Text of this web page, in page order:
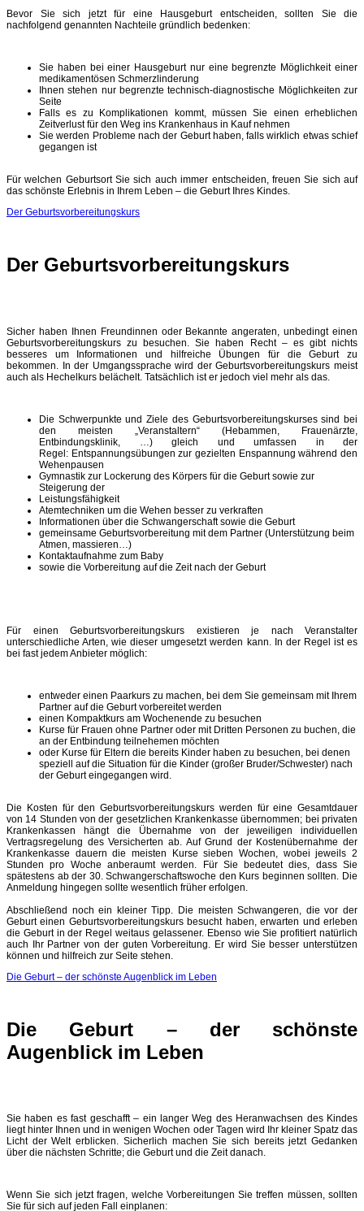
Bevor Sie sich jetzt für eine Hausgeburt entscheiden, sollten Sie die
nachfolgend genannten Nachteile gründlich bedenken:
Sie haben bei einer Hausgeburt nur eine begrenzte Möglichkeit einer
medikamentösen Schmerzlinderung
Ihnen stehen nur begrenzte technisch-diagnostische Möglichkeiten zur
Seite
Falls es zu Komplikationen kommt, müssen Sie einen erheblichen
Zeitverlust für den Weg ins Krankenhaus in Kauf nehmen
Sie werden Probleme nach der Geburt haben, falls wirklich etwas schief
gegangen ist
Für welchen Geburtsort Sie sich auch immer entscheiden, freuen Sie sich auf
das schönste Erlebnis in Ihrem Leben – die Geburt Ihres Kindes.
Der Geburtsvorbereitungskurs
Der Geburtsvorbereitungskurs
Sicher haben Ihnen Freundinnen oder Bekannte angeraten, unbedingt einen
Geburtsvorbereitungskurs zu besuchen. Sie haben Recht – es gibt nichts
besseres um Informationen und hilfreiche Übungen für die Geburt zu
bekommen. In der Umgangssprache wird der Geburtsvorbereitungskurs meist
auch als Hechelkurs belächelt. Tatsächlich ist er jedoch viel mehr als das.
Die Schwerpunkte und Ziele des Geburtsvorbereitungskurses sind bei
den meisten „Veranstaltern“ (Hebammen, Frauenärzte,
Entbindungsklinik, …) gleich und umfassen in der
Regel: Entspannungsübungen zur gezielten Enspannung während den
Wehenpausen
Gymnastik zur Lockerung des Körpers für die Geburt sowie zur
Steigerung der
Leistungsfähigkeit
Atemtechniken um die Wehen besser zu verkraften
Informationen über die Schwangerschaft sowie die Geburt
gemeinsame Geburtsvorbereitung mit dem Partner (Unterstützung beim
Atmen, massieren…)
Kontaktaufnahme zum Baby
sowie die Vorbereitung auf die Zeit nach der Geburt
Für einen Geburtsvorbereitungskurs existieren je nach Veranstalter
unterschiedliche Arten, wie dieser umgesetzt werden kann. In der Regel ist es
bei fast jedem Anbieter möglich:
entweder einen Paarkurs zu machen, bei dem Sie gemeinsam mit Ihrem
Partner auf die Geburt vorbereitet werden
einen Kompaktkurs am Wochenende zu besuchen
Kurse für Frauen ohne Partner oder mit Dritten Personen zu buchen, die
an der Entbindung teilnehemen möchten
oder Kurse für Eltern die bereits Kinder haben zu besuchen, bei denen
speziell auf die Situation für die Kinder (großer Bruder/Schwester) nach
der Geburt eingegangen wird.
Die Kosten für den Geburtsvorbereitungskurs werden für eine Gesamtdauer
von 14 Stunden von der gesetzlichen Krankenkasse übernommen; bei privaten
Krankenkassen hängt die Übernahme von der jeweiligen individuellen
Vertragsregelung des Versicherten ab. Auf Grund der Kostenübernahme der
Krankenkasse dauern die meisten Kurse sieben Wochen, wobei jeweils 2
Stunden pro Woche anberaumt werden. Für Sie bedeutet dies, dass Sie
spätestens ab der 30. Schwangerschaftswoche den Kurs beginnen sollten. Die
Anmeldung hingegen sollte wesentlich früher erfolgen.
Abschließend noch ein kleiner Tipp. Die meisten Schwangeren, die vor der
Geburt einen Geburtsvorbereitungskurs besucht haben, erwarten und erleben
die Geburt in der Regel weitaus gelassener. Ebenso wie Sie profitiert natürlich
auch Ihr Partner von der guten Vorbereitung. Er wird Sie besser unterstützen
können und hilfreich zur Seite stehen.
Die Geburt – der schönste Augenblick im Leben
Die Geburt – der schönste
Augenblick im Leben
Sie haben es fast geschafft – ein langer Weg des Heranwachsen des Kindes
liegt hinter Ihnen und in wenigen Wochen oder Tagen wird Ihr kleiner Spatz das
Licht der Welt erblicken. Sicherlich machen Sie sich bereits jetzt Gedanken
über die nächsten Schritte; die Geburt und die Zeit danach.
Wenn Sie sich jetzt fragen, welche Vorbereitungen Sie treffen müssen, sollten
Sie für sich auf jeden Fall einplanen: